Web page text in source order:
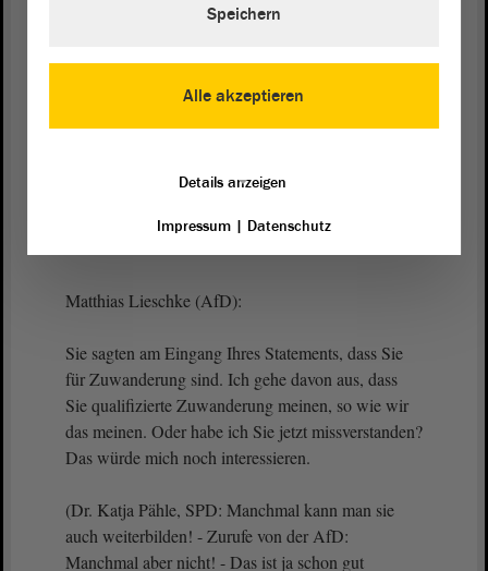
Matthias Lieschke (AfD):
Dann hätte ich mich ja rechtzeitig hingestellt. Es ist
Matthias Lieschke (AfD):
Sie sagten am Eingang Ihres Statements, dass Sie
für Zuwanderung sind. Ich gehe davon aus, dass
Sie qualifizierte Zuwanderung meinen, so wie wir
das meinen. Oder habe ich Sie jetzt missverstanden?
Das würde mich noch interessieren.
(Dr. Katja Pähle, SPD: Manchmal kann man sie
auch weiterbilden! - Zurufe von der AfD:
Manchmal aber nicht! - Das ist ja schon gut
Alle akzeptieren
Speichern
Details anzeigen
Impressum| Datenschutz